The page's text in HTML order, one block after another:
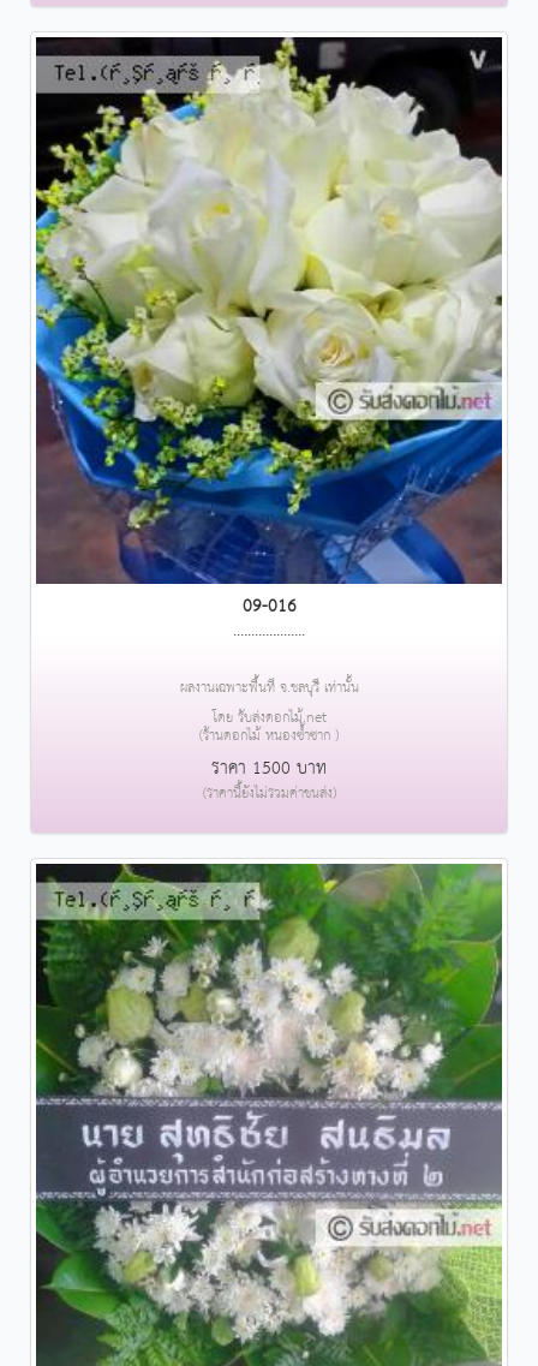
09-016
....................
ผลงานเฉพาะพื้นที่ จ.ชลบุรี เท่านั้น
โดย รับส่งดอกไม้.net
(ร้านดอกไม้ หนองซ้ำซาก )
ราคา 1500 บาท
(ราคานี้ยังไม่รวมค่าขนส่ง)